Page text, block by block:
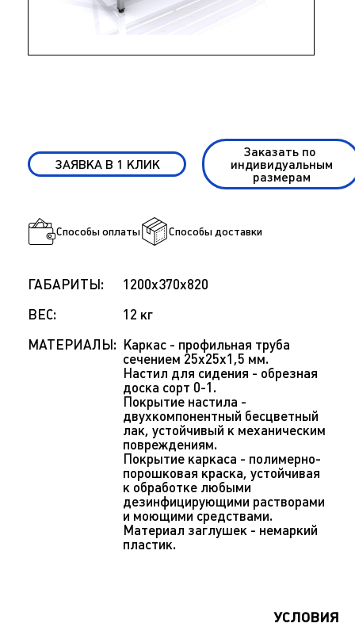
ЗАЯВКА В 1 КЛИК
Заказать по
индивидуальным
размерам
Способы оплаты Способы доставки
ГАБАРИТЫ:
1200х370х820
ВЕС:
12 кг
МАТЕРИАЛЫ: Каркас - профильная труба
сечением 25х25х1,5 мм.
Настил для сидения - обрезная
доска сорт 0-1.
Покрытие настила -
двухкомпонентный бесцветный
лак, устойчивый к механическим
повреждениям.
Покрытие каркаса - полимерно-
порошковая краска, устойчивая
к обработке любыми
дезинфицирующими растворами
и моющими средствами.
Материал заглушек - немаркий
пластик.
УСЛОВИЯ